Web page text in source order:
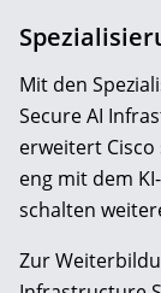
Mit den
Secure AI
erweitert
eng mit dem
schalten
Zur